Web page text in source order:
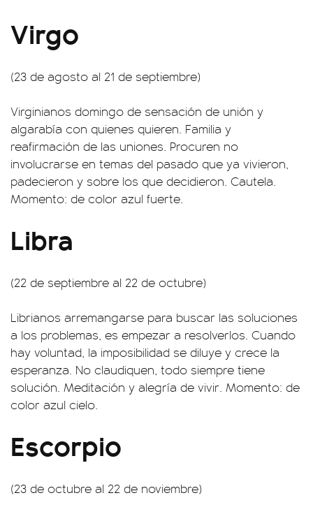
Virgo
(23 de agosto al 21 de septiembre)
Virginianos domingo de sensación de unión y
algarabía con quienes quieren. Familia y
reafirmación de las uniones. Procuren no
involucrarse en temas del pasado que ya vivieron,
padecieron y sobre los que decidieron. Cautela.
Momento: de color azul fuerte.
Libra
(22 de septiembre al 22 de octubre)
Librianos arremangarse para buscar las soluciones
a los problemas, es empezar a resolverlos. Cuando
hay voluntad, la imposibilidad se diluye y crece la
esperanza. No claudiquen, todo siempre tiene
solución. Meditación y alegría de vivir. Momento: de
color azul cielo.
Escorpio
(23 de octubre al 22 de noviembre)